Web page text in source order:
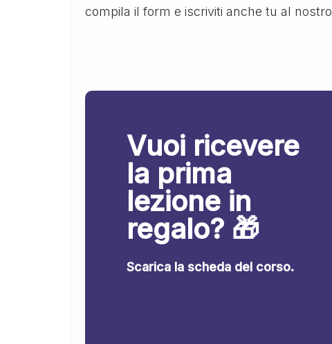
compila il form e iscriviti anche tu al nostro
Vuoi ricevere
la prima
lezione in
regalo? 🎁
Scarica la scheda del corso.